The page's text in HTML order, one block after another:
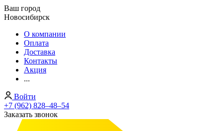
Ваш город
Новосибирск
О компании
Оплата
Доставка
Контакты
Акция
...
Войти
+7 (962) 828‒48‒54
Заказать звонок